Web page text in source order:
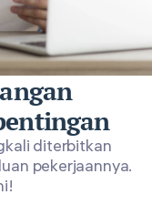
diterbitkan
pekerjaannya.